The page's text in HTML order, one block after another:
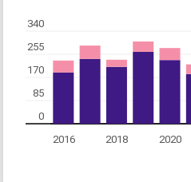
2016 2018 2020
0
85
170
255
340